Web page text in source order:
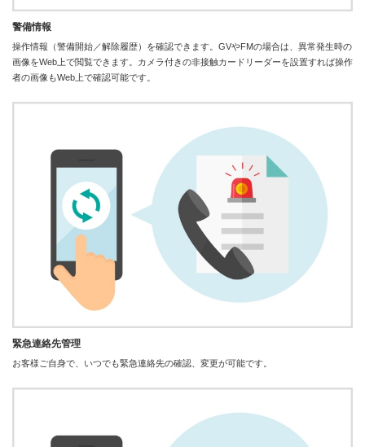
警備情報
操作情報（警備開始／解除履歴）を確認できます。GVやFMの場合は、異常発生時の
画像をWeb上で閲覧できます。カメラ付きの非接触カードリーダーを設置すれば操作
者の画像もWeb上で確認可能です。
緊急連絡先管理
お客様ご自身で、いつでも緊急連絡先の確認、変更が可能です。